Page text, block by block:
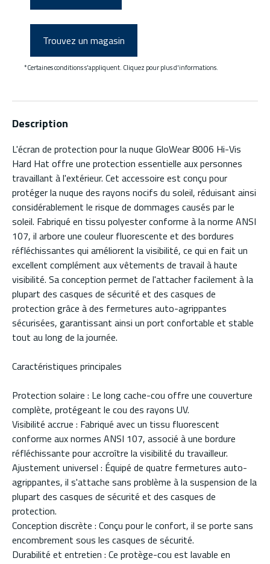
Trouvez un magasin
*Certaines conditions s'appliquent. Cliquez pour plus d'informations.
Description
L'écran de protection pour la nuque GloWear 8006 Hi-Vis
Hard Hat offre une protection essentielle aux personnes
travaillant à l'extérieur. Cet accessoire est conçu pour
protéger la nuque des rayons nocifs du soleil, réduisant ainsi
considérablement le risque de dommages causés par le
soleil. Fabriqué en tissu polyester conforme à la norme ANSI
107, il arbore une couleur fluorescente et des bordures
réfléchissantes qui améliorent la visibilité, ce qui en fait un
excellent complément aux vêtements de travail à haute
visibilité. Sa conception permet de l'attacher facilement à la
plupart des casques de sécurité et des casques de
protection grâce à des fermetures auto-agrippantes
sécurisées, garantissant ainsi un port confortable et stable
tout au long de la journée.
Caractéristiques principales
Protection solaire : Le long cache-cou offre une couverture
complète, protégeant le cou des rayons UV.
Visibilité accrue : Fabriqué avec un tissu fluorescent
conforme aux normes ANSI 107, associé à une bordure
réfléchissante pour accroître la visibilité du travailleur.
Ajustement universel : Équipé de quatre fermetures auto-
agrippantes, il s'attache sans problème à la suspension de la
plupart des casques de sécurité et des casques de
protection.
Conception discrète : Conçu pour le confort, il se porte sans
encombrement sous les casques de sécurité.
Durabilité et entretien : Ce protège-cou est lavable en